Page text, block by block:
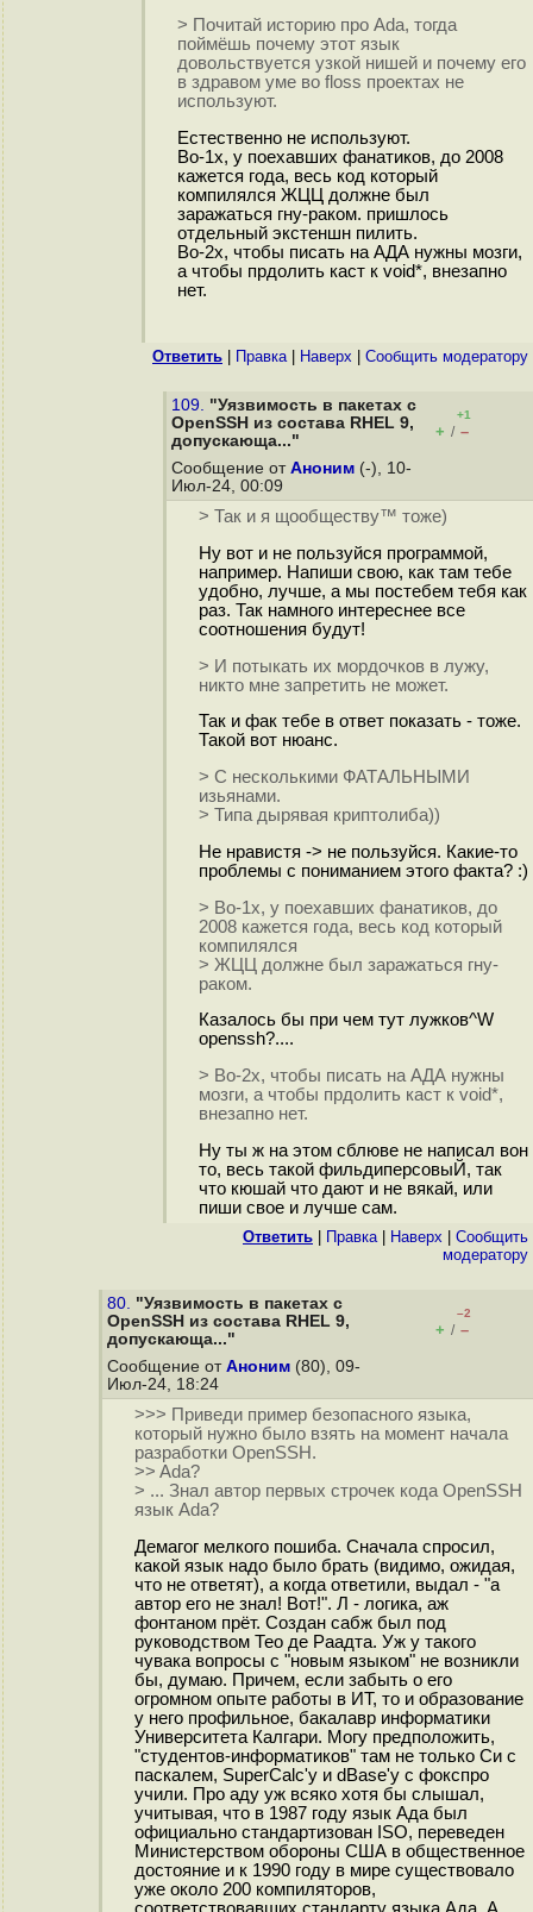
> Почитай историю про Ada, тогда
поймёшь почему этот язык
довольствуется узкой нишей и почему его
в здравом уме во floss проектах не
используют.
Естественно не используют.
Во-1х, у поехавших фанатиков, до 2008
кажется года, весь код который
компилялся ЖЦЦ должне был
заражаться гну-раком. пришлось
отдельный экстеншн пилить.
Во-2х, чтобы писать на АДА нужны мозги,
а чтобы прдолить каст к void*, внезапно
нет.
Ответить Правка| Наверх Cообщить модератору
109. "Уязвимость в пакетах с
OpenSSH из состава RHEL 9,
допускающа..."
+1
+ / –
Сообщение от Аноним (-), 10-
Июл-24, 00:09
> Так и я щообществу™ тоже)
Ну вот и не пользуйся программой,
например. Напиши свою, как там тебе
удобно, лучше, а мы постебем тебя как
раз. Так намного интереснее все
соотношения будут!
> И потыкать их мордочков в лужу,
никто мне запретить не может.
Так и фак тебе в ответ показать - тоже.
Такой вот нюанс.
> С несколькими ФАТАЛЬНЫМИ
изьянами.
> Типа дырявая криптолиба))
Не нравистя -> не пользуйся. Какие-то
проблемы с пониманием этого факта? :)
> Во-1х, у поехавших фанатиков, до
2008 кажется года, весь код который
компилялся
> ЖЦЦ должне был заражаться гну-
раком.
Казалось бы при чем тут лужков^W
openssh?....
> Во-2х, чтобы писать на АДА нужны
мозги, а чтобы прдолить каст к void*,
внезапно нет.
Ну ты ж на этом сблюве не написал вон
то, весь такой фильдиперсовыЙ, так
что кюшай что дают и не вякай, или
пиши свое и лучше сам.
Ответить Правка| Наверх
Cообщить
модератору
80. "Уязвимость в пакетах с
OpenSSH из состава RHEL 9,
допускающа..."
–2
+ / –
Сообщение от Аноним (80), 09-
Июл-24, 18:24
>>> Приведи пример безопасного языка,
который нужно было взять на момент начала
разработки OpenSSH.
>> Ada?
> ... Знал автор первых строчек кода OpenSSH
язык Ada?
Демагог мелкого пошиба. Сначала спросил,
какой язык надо было брать (видимо, ожидая,
что не ответят), а когда ответили, выдал - "а
автор его не знал! Вот!". Л - логика, аж
фонтаном прёт. Создан сабж был под
руководством Тео де Раадта. Уж у такого
чувака вопросы с "новым языком" не возникли
бы, думаю. Причем, если забыть о его
огромном опыте работы в ИТ, то и образование
у него профильное, бакалавр информатики
Университета Калгари. Могу предположить,
"студентов-информатиков" там не только Си с
паскалем, SuperCalc'у и dBase'у с фокспро
учили. Про аду уж всяко хотя бы слышал,
учитывая, что в 1987 году язык Ада был
официально стандартизован ISO, переведен
Министерством обороны США в общественное
достояние и к 1990 году в мире существовало
уже около 200 компиляторов,